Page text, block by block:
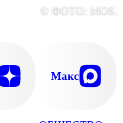
© ФОТО:
Макс